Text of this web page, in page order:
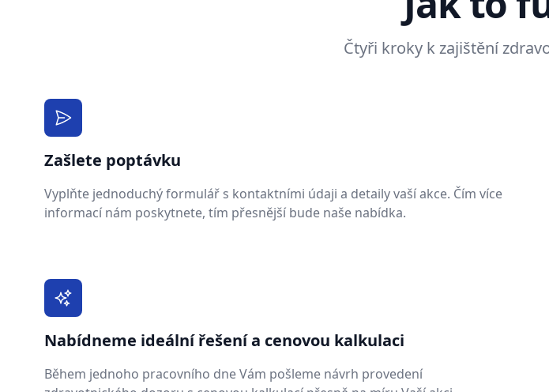
Čtyři kroky k zajištění
Zašlete poptávku
Vyplňte jednoduchý formulář s kontaktními údaji a detaily vaší akce. Čím více
informací nám poskytnete, tím přesnější bude naše nabídka.
Nabídneme ideální řešení a cenovou kalkulaci
Během jednoho pracovního dne Vám pošleme návrh provedení